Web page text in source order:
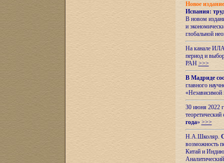
Новое
Испания:
В новом
и
глобальной
На канале
период и
РАН >>>
В Мадриде
главного
«Независимой
30 июня 2022
года» >>>
Н.А.Школяр.
возможность
Китай и